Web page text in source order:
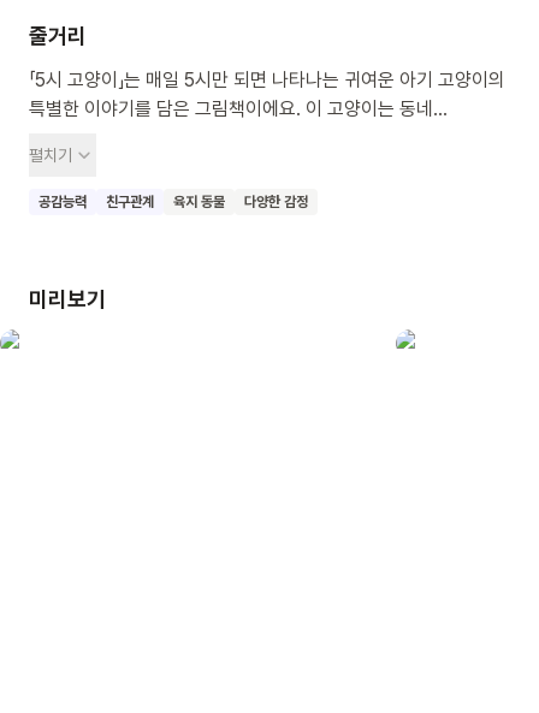
줄거리
「5시 고양이」는 매일 5시만 되면 나타나는 귀여운 아기 고양이의
특별한 이야기를 담은 그림책이에요. 이 고양이는 동네
역할을 해줘요. 친구들을 위해 부지런히 움직이는 아기 고양이의
따뜻한 마음과 슬픔을 이겨내는 용기를 만날 수 있어요. 이 책을
펼치기
공감능력 친구관계 육지 동물 다양한 감정
미리보기